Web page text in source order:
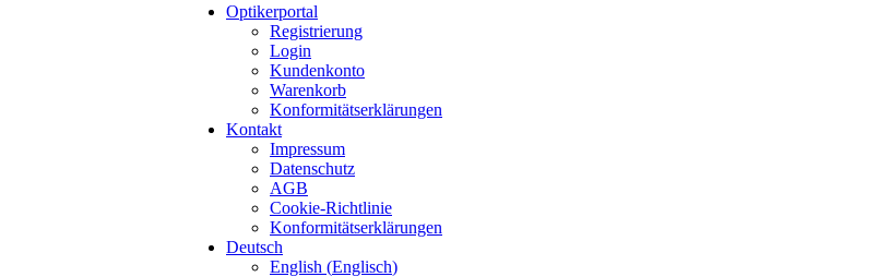
Optikerportal
Registrierung
Login
Kundenkonto
Warenkorb
Konformitätserklärungen
Kontakt
Impressum
Datenschutz
AGB
Cookie-Richtlinie
Konformitätserklärungen
Deutsch
English (Englisch)